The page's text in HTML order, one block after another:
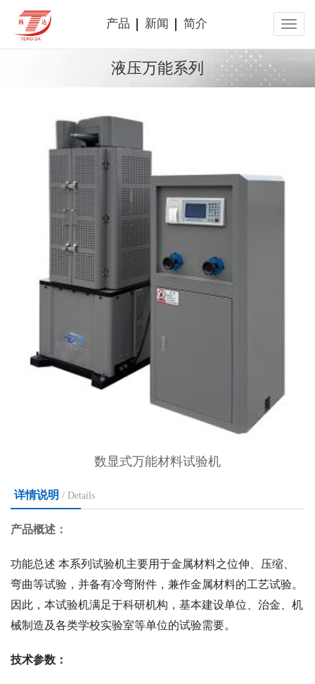
产品 新闻 简介
液压万能系列
数显式万能材料试验机
详情说明 / Details
产品概述：
功能总述 本系列试验机主要用于金属材料之位伸、压缩、
弯曲等试验，并备有冷弯附件，兼作金属材料的工艺试验。
因此，本试验机满足于科研机构，基本建设单位、治金、机
械制造及各类学校实验室等单位的试验需要。
技术参数：